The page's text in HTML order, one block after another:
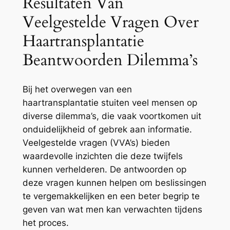
Veelgestelde Vragen Over
Haartransplantatie
Beantwoorden Dilemma’s
Bij het overwegen van een
haartransplantatie stuiten veel mensen op
diverse dilemma’s, die vaak voortkomen uit
onduidelijkheid of gebrek aan informatie.
Veelgestelde vragen (VVA’s) bieden
waardevolle inzichten die deze twijfels
kunnen verhelderen. De antwoorden op
deze vragen kunnen helpen om beslissingen
te vergemakkelijken en een beter begrip te
geven van wat men kan verwachten tijdens
het proces.